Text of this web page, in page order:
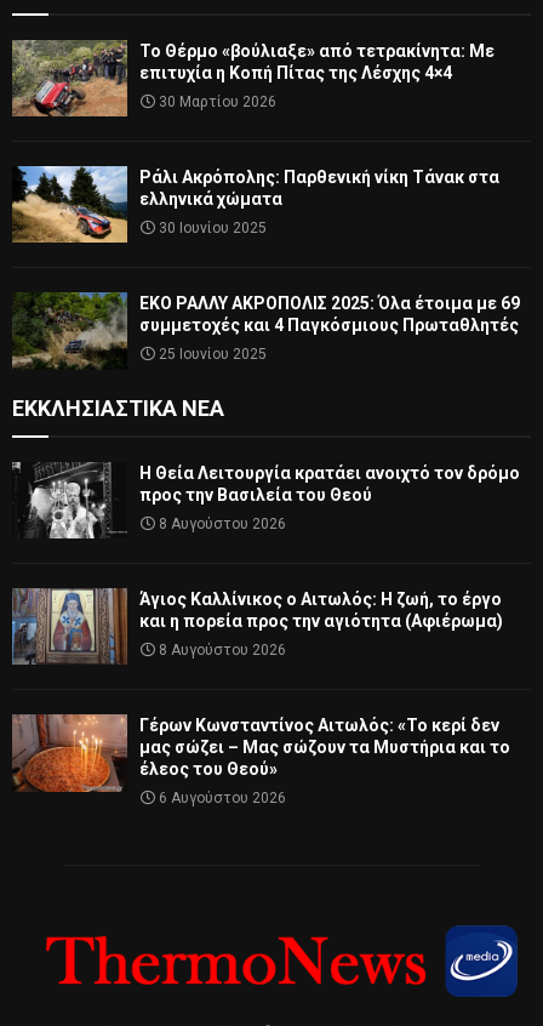
Το Θέρμο «βούλιαξε» από τετρακίνητα: Με
επιτυχία η Κοπή Πίτας της Λέσχης 4×4
30 Μαρτίου 2026
Ράλι Ακρόπολης: Παρθενική νίκη Τάνακ στα
ελληνικά χώματα
30 Ιουνίου 2025
ΕΚΟ ΡΑΛΛΥ ΑΚΡΟΠΟΛΙΣ 2025: Όλα έτοιμα με 69
συμμετοχές και 4 Παγκόσμιους Πρωταθλητές
25 Ιουνίου 2025
ΕΚΚΛΗΣΙΑΣΤΙΚΆ ΝΈΑ
Η Θεία Λειτουργία κρατάει ανοιχτό τον δρόμο
προς την Βασιλεία του Θεού
8 Αυγούστου 2026
Άγιος Καλλίνικος ο Αιτωλός: Η ζωή, το έργο
και η πορεία προς την αγιότητα (Αφιέρωμα)
8 Αυγούστου 2026
Γέρων Κωνσταντίνος Αιτωλός: «Το κερί δεν
μας σώζει – Μας σώζουν τα Μυστήρια και το
έλεος του Θεού»
6 Αυγούστου 2026